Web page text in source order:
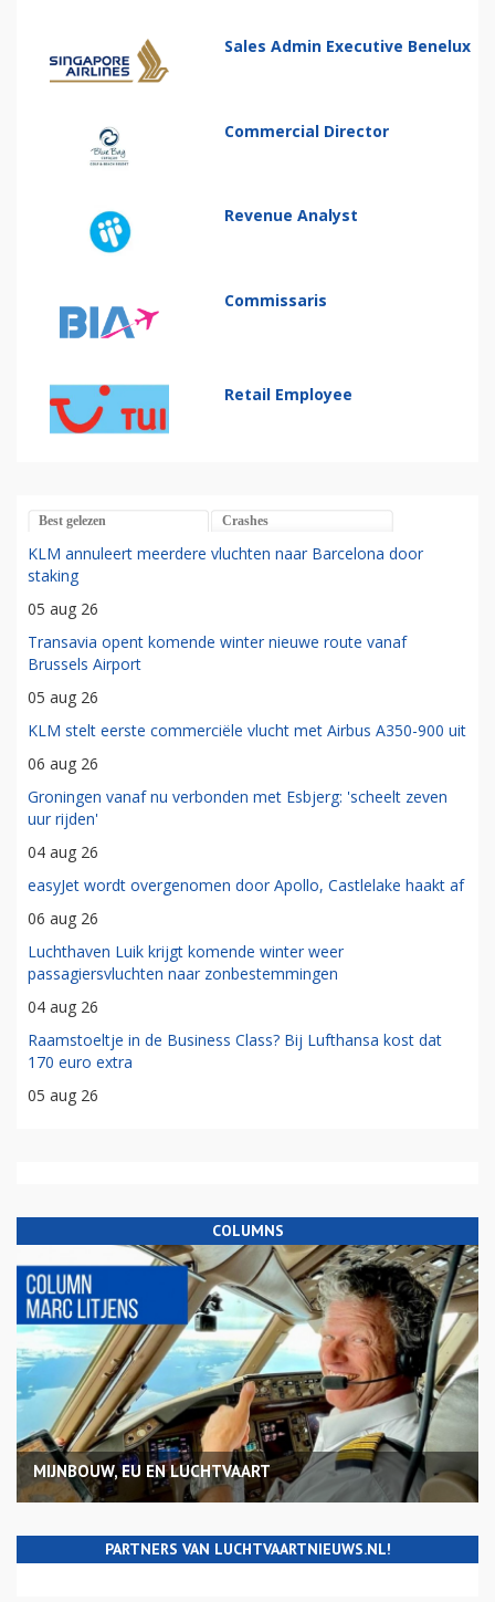
Sales Admin Executive Benelux
Commercial Director
Revenue Analyst
Commissaris
Retail Employee
Best gelezen Crashes
KLM annuleert meerdere vluchten naar Barcelona door
staking
05 aug 26
Transavia opent komende winter nieuwe route vanaf
Brussels Airport
05 aug 26
KLM stelt eerste commerciële vlucht met Airbus A350-900 uit
06 aug 26
Groningen vanaf nu verbonden met Esbjerg: 'scheelt zeven
uur rijden'
04 aug 26
easyJet wordt overgenomen door Apollo, Castlelake haakt af
06 aug 26
Luchthaven Luik krijgt komende winter weer
passagiersvluchten naar zonbestemmingen
04 aug 26
Raamstoeltje in de Business Class? Bij Lufthansa kost dat
170 euro extra
05 aug 26
COLUMNS
MIJNBOUW, EU EN LUCHTVAART
PARTNERS VAN LUCHTVAARTNIEUWS.NL!